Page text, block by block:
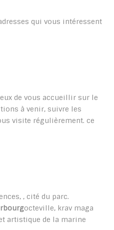
qui vous intéressent
de vous accueillir sur le
à venir, suivre les
visite régulièrement. ce
, cité du parc.
octeville, krav maga
artistique de la marine